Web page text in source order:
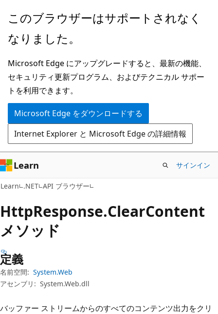
メ
ン
ン
テ
ン
ツ
に
ス
キ
ッ
プ
ペ
ジ
ナ
ビ
ゲ
ー
シ
ョ
ン
に
ス
キ
ッ
プ
このブラウザーはサポートされなく
なりました。
Microsoft Edge にアップグレードすると、最新の機能、
セキュリティ更新プログラム、およびテクニカル サポー
トを利用できます。
Microsoft Edge をダウンロードする
Internet Explorer と Microsoft Edge の詳細情報
Learn サインイン
Learn .NET API ブラウザー
HttpResponse.ClearContent
メソッド
定義
名前空間: System.Web
アセンブリ: System.Web.dll
バッファー ストリームからのすべてのコンテンツ出力をクリ